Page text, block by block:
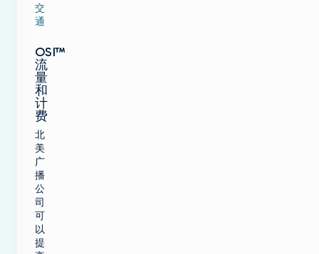
交
通
OSI™
流
量
和
计
费
北
美
广
播
公
司
可
以
提